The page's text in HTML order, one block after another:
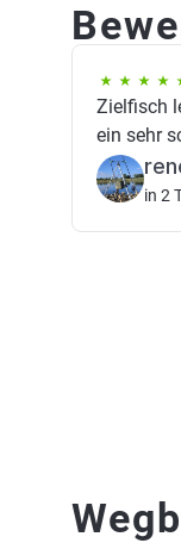
Zielfisch
ein sehr
in 2